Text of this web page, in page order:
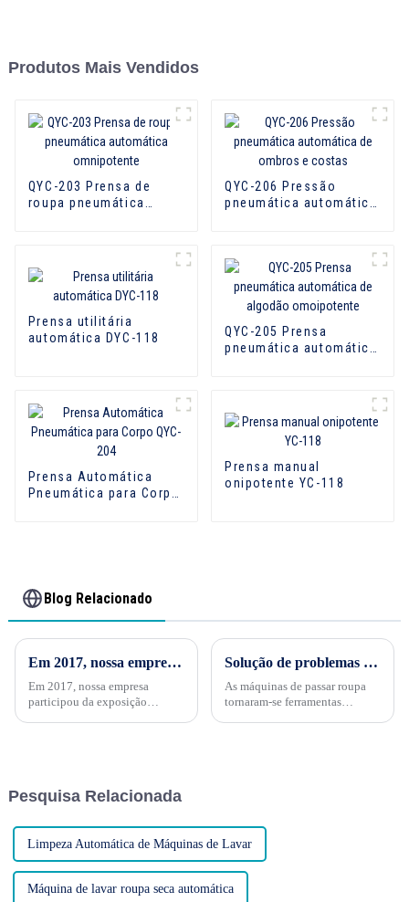
Produtos Mais Vendidos
QYC-203 Prensa de
roupa pneumática
QYC-206 Pressão
pneumática automática
Prensa utilitária
automática DYC-118
QYC-205 Prensa
pneumática automática
Prensa Automática
Pneumática para Corpo
Prensa manual
onipotente YC-118
Blog Relacionado
Em 2017, nossa empresa participou da exposição TEXCARE e lançou produtos para máquinas de lavar comerciais
Em 2017, nossa empresa
participou da exposição
design de produto quanto...
Solução de problemas comuns com máquinas de passar roupa
As máquinas de passar roupa
tornaram-se ferramentas
Pesquisa Relacionada
Limpeza Automática de Máquinas de Lavar
Máquina de lavar roupa seca automática